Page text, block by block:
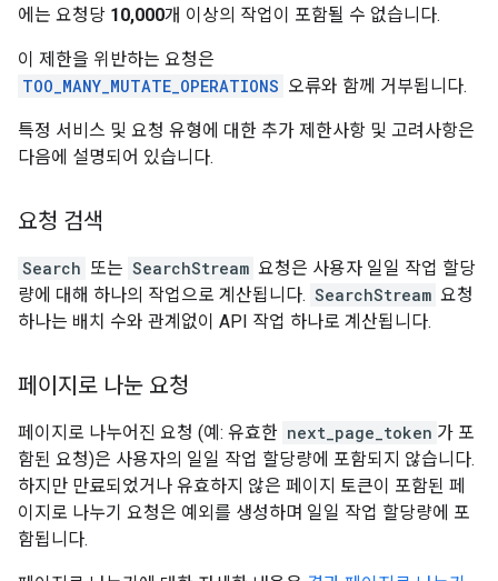
에는 요청당 10,000개 이상의 작업이 포함될 수 없습니다.
이 제한을 위반하는 요청은
TOO_MANY_MUTATE_OPERATIONS 오류와 함께 거부됩니다.
특정 서비스 및 요청 유형에 대한 추가 제한사항 및 고려사항은
다음에 설명되어 있습니다.
요청 검색
Search 또는 SearchStream 요청은 사용자 일일 작업 할당
량에 대해 하나의 작업으로 계산됩니다. SearchStream 요청
하나는 배치 수와 관계없이 API 작업 하나로 계산됩니다.
페이지로 나눈 요청
페이지로 나누어진 요청 (예: 유효한 next_page_token 가 포
함된 요청)은 사용자의 일일 작업 할당량에 포함되지 않습니다.
하지만 만료되었거나 유효하지 않은 페이지 토큰이 포함된 페
이지로 나누기 요청은 예외를 생성하며 일일 작업 할당량에 포
함됩니다.